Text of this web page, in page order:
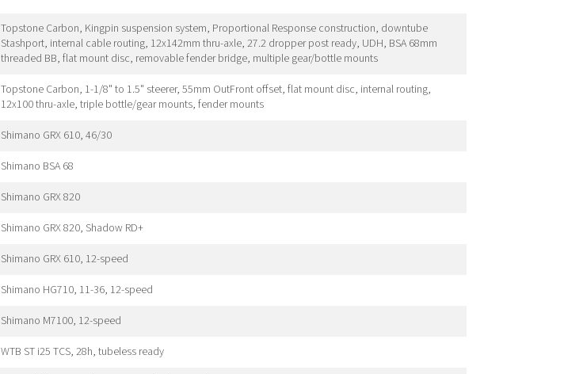
Topstone Carbon, Kingpin suspension system, Proportional Response construction, downtube
Stashport, internal cable routing, 12x142mm thru-axle, 27.2 dropper post ready, UDH, BSA 68mm
threaded BB, flat mount disc, removable fender bridge, multiple gear/bottle mounts
Topstone Carbon, 1-1/8" to 1.5" steerer, 55mm OutFront offset, flat mount disc, internal routing,
12x100 thru-axle, triple bottle/gear mounts, fender mounts
Shimano GRX 610, 46/30
Shimano BSA 68
Shimano GRX 820
Shimano GRX 820, Shadow RD+
Shimano GRX 610, 12-speed
Shimano HG710, 11-36, 12-speed
Shimano M7100, 12-speed
WTB ST i25 TCS, 28h, tubeless ready